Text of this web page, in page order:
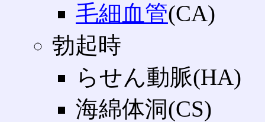
毛細血管(CA)
勃起時
らせん動脈(HA)
海綿体洞(CS)